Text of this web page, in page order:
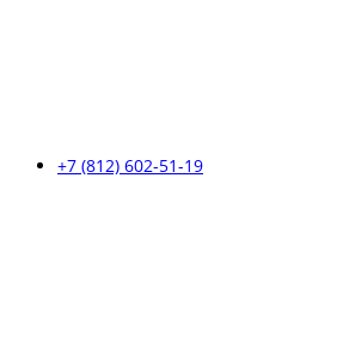
+7 (812) 602-51-19